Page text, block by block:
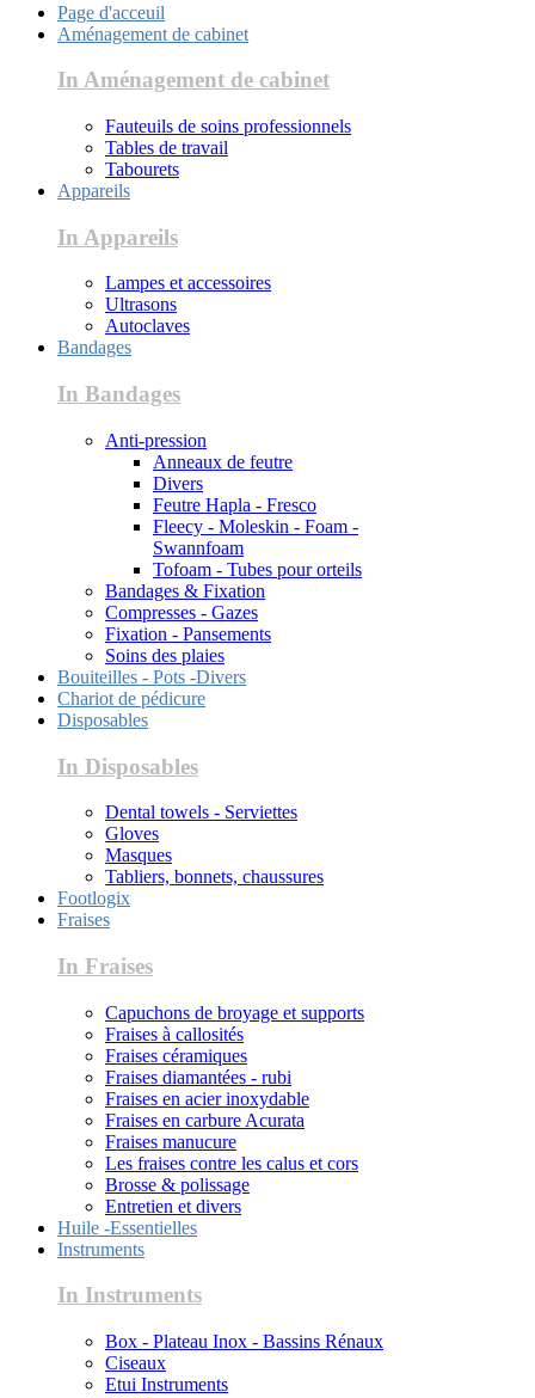
Page d'acceuil
Aménagement de cabinet
In Aménagement de cabinet
Fauteuils de soins professionnels
Tables de travail
Tabourets
Appareils
In Appareils
Lampes et accessoires
Ultrasons
Autoclaves
Bandages
In Bandages
Anti-pression
Anneaux de feutre
Divers
Feutre Hapla - Fresco
Fleecy - Moleskin - Foam -
Swannfoam
Tofoam - Tubes pour orteils
Bandages & Fixation
Compresses - Gazes
Fixation - Pansements
Soins des plaies
Bouiteilles - Pots -Divers
Chariot de pédicure
Disposables
In Disposables
Dental towels - Serviettes
Gloves
Masques
Tabliers, bonnets, chaussures
Footlogix
Fraises
In Fraises
Capuchons de broyage et supports
Fraises à callosités
Fraises céramiques
Fraises diamantées - rubi
Fraises en acier inoxydable
Fraises en carbure Acurata
Fraises manucure
Les fraises contre les calus et cors
Brosse & polissage
Entretien et divers
Huile -Essentielles
Instruments
In Instruments
Box - Plateau Inox - Bassins Rénaux
Ciseaux
Etui Instruments